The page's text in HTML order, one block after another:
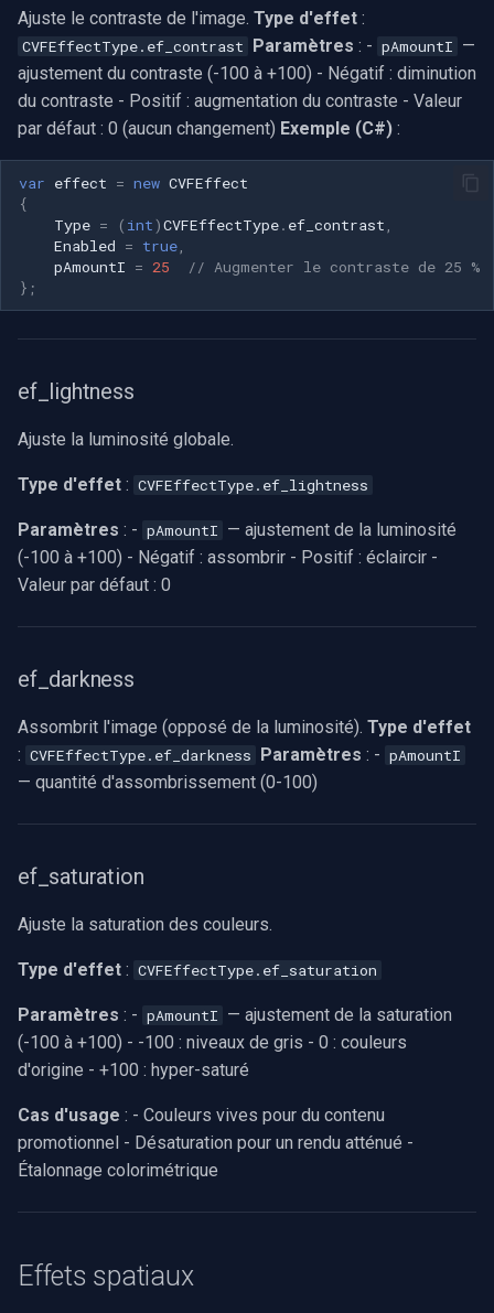
Ajuste le contraste de l'image. Type d'effet :
CVFEffectType.ef_contrast Paramètres : - pAmountI —
ajustement du contraste (-100 à +100) - Négatif : diminution
du contraste - Positif : augmentation du contraste - Valeur
par défaut : 0 (aucun changement) Exemple (C#) :
var effect = new CVFEffect
{
Type = ( int)CVFEffectType. ef_contrast
Enabled = true
pAmountI = 25
// Augmenter le contraste de 25 %
};
ef_lightness
Ajuste la luminosité globale.
Type d'effet : CVFEffectType.ef_lightness
Paramètres : - pAmountI — ajustement de la luminosité
(-100 à +100) - Négatif : assombrir - Positif : éclaircir -
Valeur par défaut : 0
ef_darkness
Assombrit l'image (opposé de la luminosité). Type d'effet
: CVFEffectType.ef_darkness Paramètres : - pAmountI
— quantité d'assombrissement (0-100)
ef_saturation
Ajuste la saturation des couleurs.
Type d'effet : CVFEffectType.ef_saturation
Paramètres : - pAmountI — ajustement de la saturation
(-100 à +100) - -100 : niveaux de gris - 0 : couleurs
d'origine - +100 : hyper-saturé
Cas d'usage : - Couleurs vives pour du contenu
promotionnel - Désaturation pour un rendu atténué -
Étalonnage colorimétrique
Effets spatiaux